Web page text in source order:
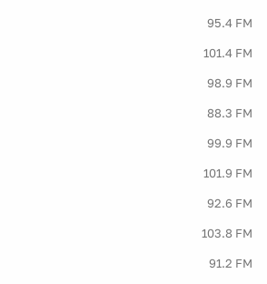
95.4 FM
101.4 FM
98.9 FM
88.3 FM
99.9 FM
101.9 FM
92.6 FM
103.8 FM
91.2 FM